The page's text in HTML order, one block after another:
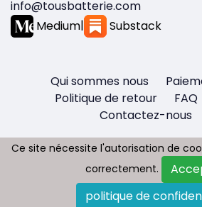
info@tousbatterie.com
Medium| Substack
Qui sommes nous
Politique de retour
FAQ
Contactez-nous
Copyright © 2026 - Tous
Ce site nécessite l'autorisation de
correctement.
politique de
Ce site nécessite l'autorisation de
correctement.
politique de